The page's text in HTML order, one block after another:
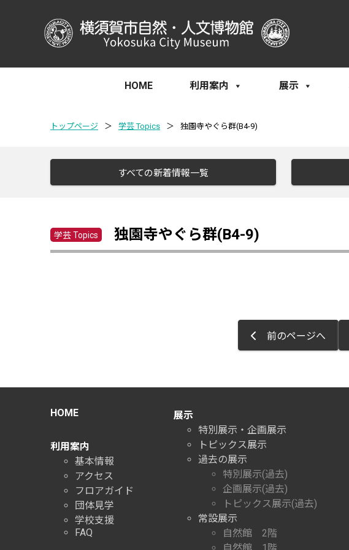
HOME 利用案内 展示
トップページ ＞ 学芸 Topics ＞ 独園寺やぐら群(B4-9)
すべての新着情報一覧
学芸 Topics 独園寺やぐら群(B4-9)
前のページへ
HOME
利用案内
基本情報
アクセス
フロアガイド
団体見学
学校支援
FAQ
展示
特別展示・企画展示
トピックス展示
過去の展示
特別展示(過去)
企画展示(過去)
トピックス展示(過去)
常設展示
自然館 2階